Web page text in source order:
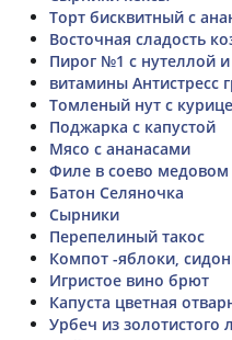
Торт бисквитный с
Восточная сладость
Пирог №1 с нутеллой
витамины Антистресс
Томленый нут с
Поджарка с капустой
Мясо с ананасами
Филе в соево медовом
Батон Селяночка
Сырники
Перепелиный такос
Компот -яблоки,
Игристое вино брют
Капуста цветная
Урбеч из золотистого